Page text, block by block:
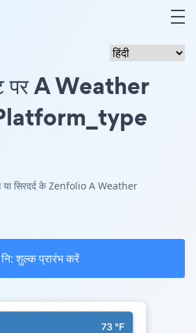
पर A Weather
या सिरदर्द के Zenfolio A Weather
नि: शुल्क प्रारंभ करें